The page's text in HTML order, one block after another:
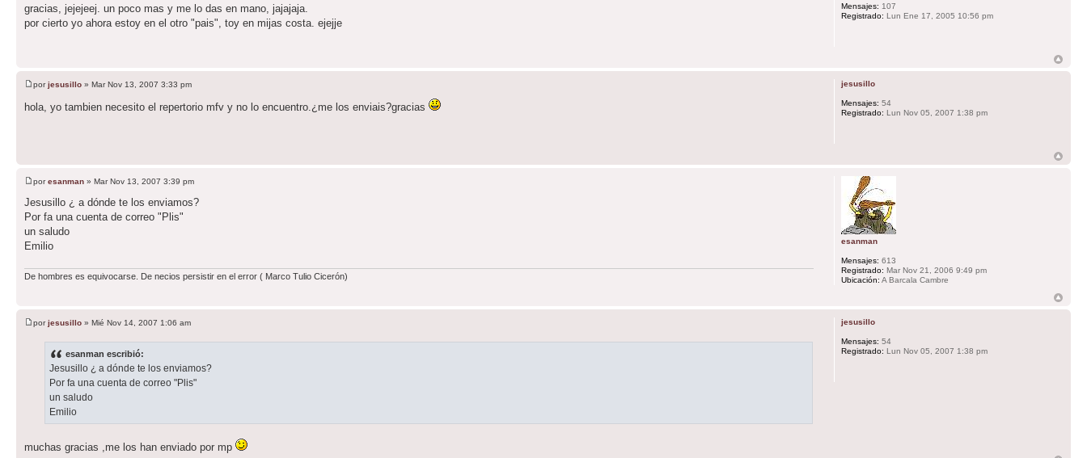
gracias, jejejeej. un poco mas y me lo das en mano, jajajaja.
por cierto yo ahora estoy en el otro "pais", toy en mijas costa. ejejje
Mensajes: 107
Registrado: Lun Ene 17, 2005 10:56 pm
porjesusillo » Mar Nov 13, 2007 3:33 pm
hola, yo tambien necesito el repertorio mfv y no lo encuentro.¿me los enviais?gracias
jesusillo
Mensajes: 54
Registrado: Lun Nov 05, 2007 1:38 pm
poresanman » Mar Nov 13, 2007 3:39 pm
Jesusillo ¿ a dónde te los enviamos?
Por fa una cuenta de correo "Plis"
un saludo
Emilio
De hombres es equivocarse. De necios persistir en el error ( Marco Tulio Cicerón)
esanman
Mensajes: 613
Registrado: Mar Nov 21, 2006 9:49 pm
Ubicación: A Barcala Cambre
porjesusillo » Mié Nov 14, 2007 1:06 am
esanman escribió:
Jesusillo ¿ a dónde te los enviamos?
Por fa una cuenta de correo "Plis"
un saludo
Emilio
muchas gracias ,me los han enviado por mp
jesusillo
Mensajes: 54
Registrado: Lun Nov 05, 2007 1:38 pm